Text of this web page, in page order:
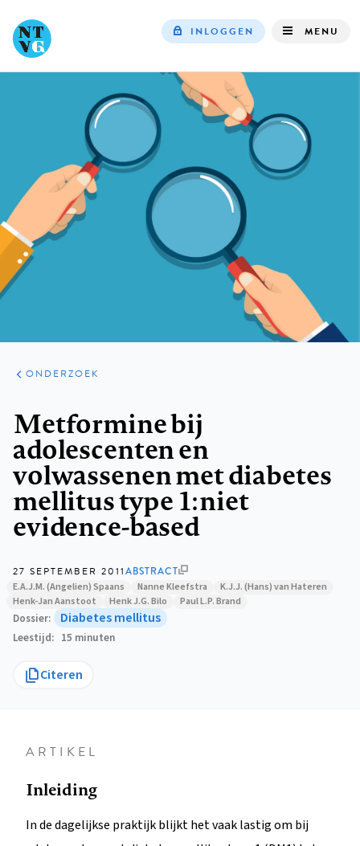
INLOGGEN MENU
ARTIKELEN
ONDERZOEK
ONDERZOEK
Metformine bij
adolescenten en
volwassenen met diabetes
mellitus type 1: niet
evidence-based
27 SEPTEMBER 2011ABSTRACT
E.A.J.M. (Angelien) Spaans Nanne Kleefstra
K.J.J. (Hans) van Hateren
Henk-Jan Aanstoot
Henk J.G. Bilo Paul L.P. Brand
Dossier Diabetes mellitus
Leestijd 15 minuten
Citeren
ARTIKEL
Inleiding
In de dagelijkse praktijk blijkt het vaak lastig om bij